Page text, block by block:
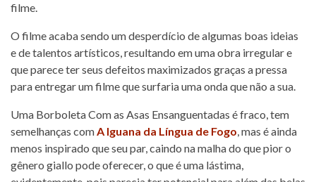
filme.
O filme acaba sendo um desperdício de algumas boas ideias
e de talentos artísticos, resultando em uma obra irregular e
que parece ter seus defeitos maximizados graças a pressa
para entregar um filme que surfaria uma onda que não a sua.
Uma Borboleta Com as Asas Ensanguentadas é fraco, tem
semelhanças comA Iguana da Língua de Fogo, mas é ainda
menos inspirado que seu par, caindo na malha do que pior o
gênero giallo pode oferecer, o que é uma lástima,